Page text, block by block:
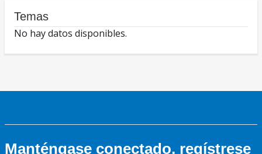
Temas
No hay datos disponibles.
Manténgase conectado, regístrese